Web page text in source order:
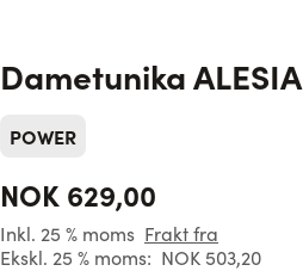
Dametunika ALESIA
POWER
NOK 629,00
Inkl. 25 % moms Frakt fra
Ekskl. 25 % moms: NOK 503,20